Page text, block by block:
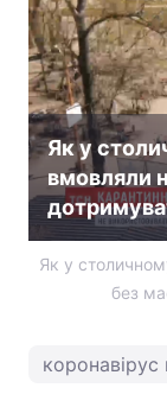
Як у
вмовляли
Як у
без
коронавірус